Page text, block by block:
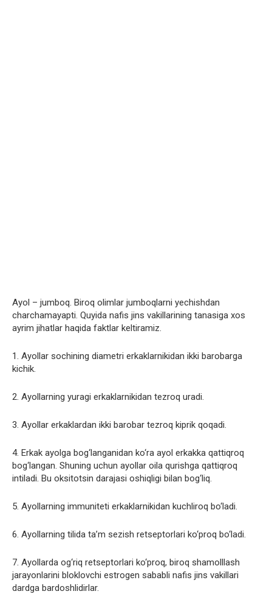
Ayol – jumboq. Biroq olimlar jumboqlarni yechishdan
charchamayapti. Quyida nafis jins vakillarining tanasiga xos
ayrim jihatlar haqida faktlar keltiramiz.
1. Ayollar sochining diametri erkaklarnikidan ikki barobarga
kichik.
2. Ayollarning yuragi erkaklarnikidan tezroq uradi.
3. Ayollar erkaklardan ikki barobar tezroq kiprik qoqadi.
4. Erkak ayolga bog‘langanidan ko‘ra ayol erkakka qattiqroq
bog‘langan. Shuning uchun ayollar oila qurishga qattiqroq
intiladi. Bu oksitotsin darajasi oshiqligi bilan bog‘liq.
5. Ayollarning immuniteti erkaklarnikidan kuchliroq bo‘ladi.
6. Ayollarning tilida ta’m sezish retseptorlari ko‘proq bo‘ladi.
7. Ayollarda og‘riq retseptorlari ko‘proq, biroq shamolllash
jarayonlarini bloklovchi estrogen sababli nafis jins vakillari
dardga bardoshlidirlar.